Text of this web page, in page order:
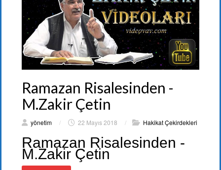
Ramazan Risalesinden -
M.Zakir Çetin
yönetim / 22 Mayıs 2018 / Hakikat Çekirdekleri
Ramazan Risalesinden -
M.Zakir Çetin